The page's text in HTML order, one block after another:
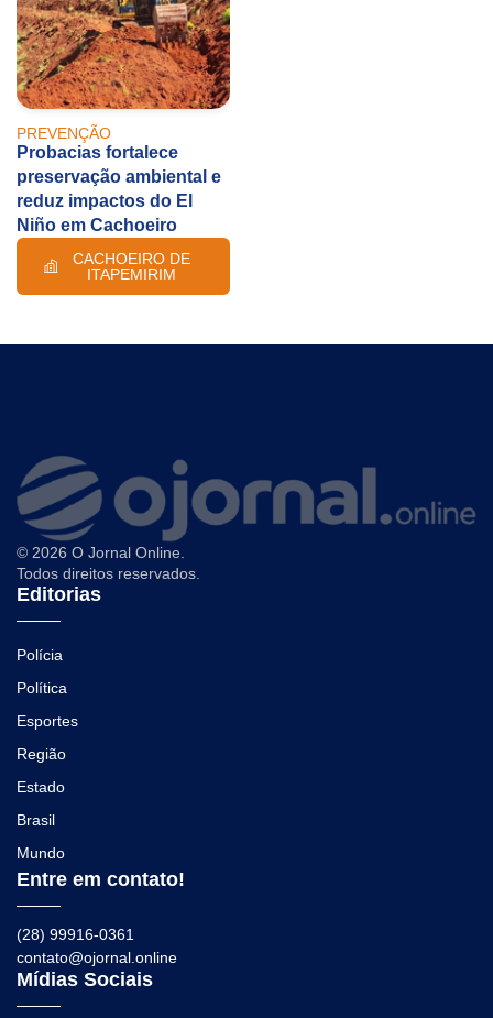
PREVENÇÃO
Probacias fortalece
preservação ambiental e
reduz impactos do El
Niño em Cachoeiro
CACHOEIRO DE
ITAPEMIRIM
© 2026 O Jornal Online.
Todos direitos reservados.
Editorias
Polícia
Política
Esportes
Região
Estado
Brasil
Mundo
Entre em contato!
(28) 99916-0361
contato@ojornal.online
Mídias Sociais